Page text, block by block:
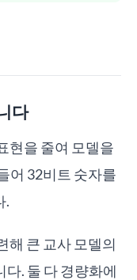
다
현을 줄여 모델을
어 32비트 숫자를
.
해 큰 교사 모델의
. 둘 다 경량화에